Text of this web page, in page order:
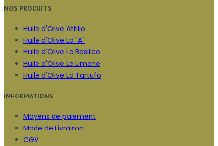
NOS PRODUITS
Huile d'Olive Attilio
Huile d'Olive La "A"
Huile d'Olive La Basilico
Huile d'Olive La Limone
Huile d'Olive La Tartufo
INFORMATIONS
Moyens de paiement
Mode de Livraison
CGV